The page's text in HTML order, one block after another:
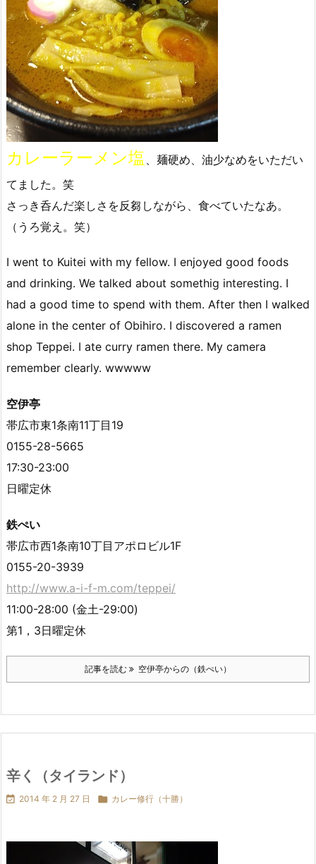
カレーラーメン塩 、麺硬め、油少なめをいただい
てました。笑
さっき呑んだ楽しさを反芻しながら、食べていたなあ。
（うろ覚え。笑）
I went to Kuitei with my fellow. I enjoyed good foods
and drinking. We talked about somethig interesting. I
had a good time to spend with them. After then I walked
alone in the center of Obihiro. I discovered a ramen
shop Teppei. I ate curry ramen there. My camera
remember clearly. wwwww
空伊亭
帯広市東1条南11丁目19
0155-28-5665
17:30-23:00
日曜定休
鉄ぺい
帯広市西1条南10丁目アポロビル1F
0155-20-3939
http://www.a-i-f-m.com/teppei/
11:00-28:00 (金土-29:00)
第1，3日曜定休
記事を読む 空伊亭からの（鉄ぺい）
辛く（タイランド）
 2014 年 2 月 27 日  カレー修行（十勝）